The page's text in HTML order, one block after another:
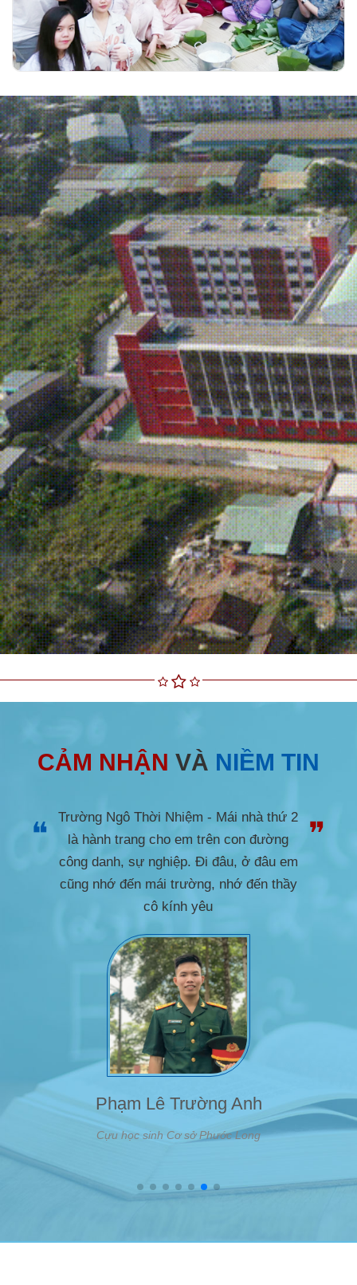
CẢM NHẬN VÀ NIỀM TIN
❝
Trường Ngô Thời Nhiệm không chỉ là
một cái tên mà là nơi cất giữ những năm
tháng tuổi trẻ. Trong suốt những năm học
ấy, sự ân cần dạy dỗ và thương yêu của
thầy cô chính là hành trang và động lực
❞
Phan Lê Tuấn Anh